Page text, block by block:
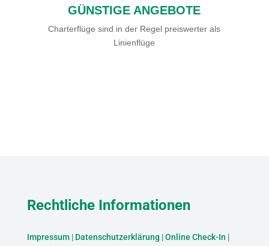
GÜNSTIGE ANGEBOTE
Charterflüge sind in der Regel preiswerter als
Linienflüge
Rechtliche Informationen
Impressum| Datenschutzerklärung |Online Check-In |